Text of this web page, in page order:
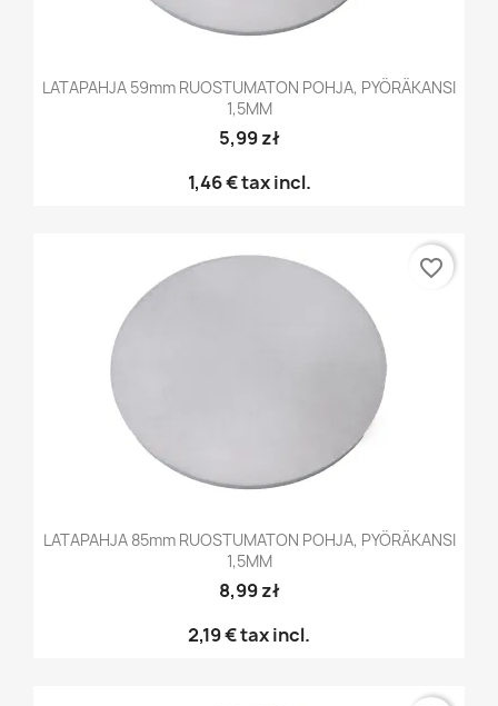
LATAPAHJA 59mm RUOSTUMATON POHJA, PYÖRÄKANSI
1,5MM
5,99 zł
1,46 €tax incl.
LATAPAHJA 85mm RUOSTUMATON POHJA, PYÖRÄKANSI
1,5MM
8,99 zł
2,19 €tax incl.
favorite_border